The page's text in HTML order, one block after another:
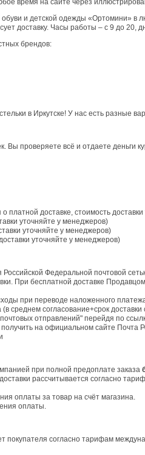
время на сайте через
и детской одежды «Ортомини»
доставку. Часы работы – с 9 до 20,
брендов:
в Иркутске! У нас есть разные
проверяете всё и отдаете деньги
о платной доставке, стоимость
уточняйте у менеджеров)
уточняйте у менеджеров)
уточняйте у менеджеров)
Федеральной почтовой
При бесплатной доставке
при переводе наложенного
среднем согласование+срок
отправлений" перейдя по
на официальном сайте Почта
при полной предоплате заказа
рассчитывается согласно
оплаты за товар на счёт магазина.
оплаты.
покупателя согласно тарифам